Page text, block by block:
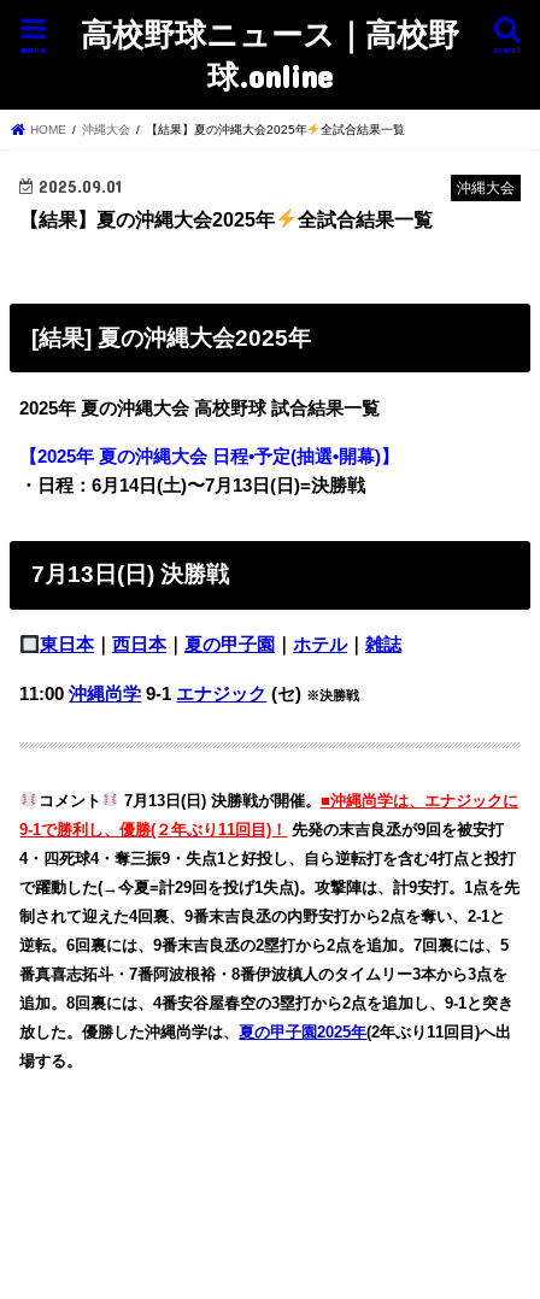
高校野球ニュース｜高校野
球.online
search
menu
HOME 沖縄大会 【結果】夏の沖縄大会2025年 全試合結果一覧
沖縄大会
2025.09.01
【結果】夏の沖縄大会2025年 全試合結果一覧
[結果] 夏の沖縄大会2025年
2025年 夏の沖縄大会 高校野球 試合結果一覧
【2025年 夏の沖縄大会 日程•予定(抽選•開幕)】
・日程：6月14日(土)〜7月13日(日)=決勝戦
7月13日(日) 決勝戦
東日本｜西日本｜夏の甲子園 ｜ホテル｜雑誌
11:00沖縄尚学 9-1 エナジック (セ) ※決勝戦
コメント 7月13日(日) 決勝戦が開催。 ■沖縄尚学は、エナジックに
9-1で勝利し、優勝(２年ぶり11回目)！
先発の末吉良丞が9回を被安打
4・四死球4・奪三振9・失点1と好投し、自ら逆転打を含む4打点と投打
で躍動した(→今夏=計29回を投げ1失点)。攻撃陣は、計9安打。1点を先
制されて迎えた4回裏、9番末吉良丞の内野安打から2点を奪い、2-1と
逆転。6回裏には、9番末吉良丞の2塁打から2点を追加。7回裏には、5
番真喜志拓斗・7番阿波根裕・8番伊波槙人のタイムリー3本から3点を
追加。8回裏には、4番安谷屋春空の3塁打から2点を追加し、9-1と突き
放した。優勝した沖縄尚学は、夏の甲子園2025年(2年ぶり11回目)へ出
場する。